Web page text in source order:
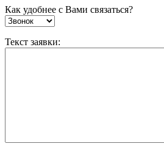
Как удобнее с Вами связаться?
Текст заявки: